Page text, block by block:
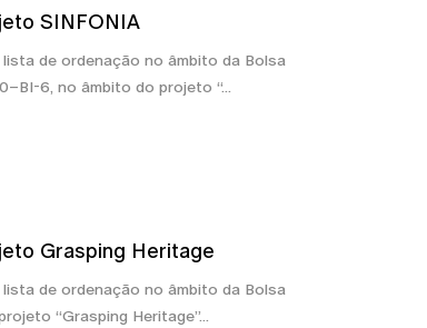
SINFONIA
de ordenação no âmbito da Bolsa
6, no âmbito do projeto “...
Grasping Heritage
de ordenação no âmbito da Bolsa
“Grasping Heritage”...